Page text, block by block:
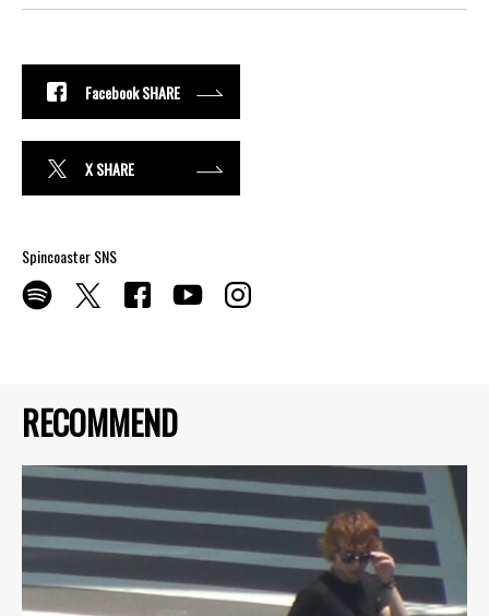
RECOMMEND
Facebook SHARE
X SHARE
Spincoaster SNS